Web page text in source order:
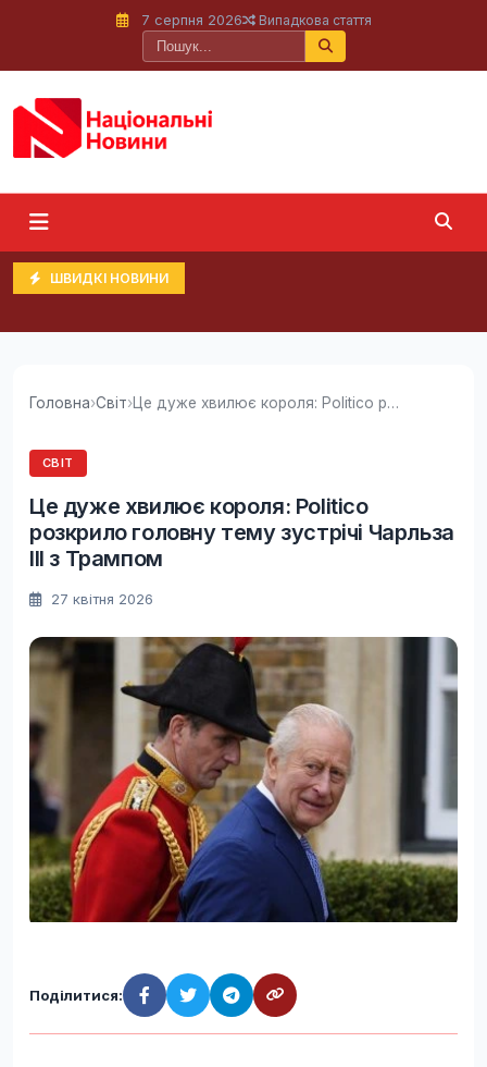
7 серпня 2026 Випадкова стаття
ШВИДКІ НОВИНИ
Головна›Світ› Це дуже хвилює короля: Politico розкрило...
СВІТ
Це дуже хвилює короля: Politico
розкрило головну тему зустрічі Чарльза
III з Трампом
27 квітня 2026
Поділитися: